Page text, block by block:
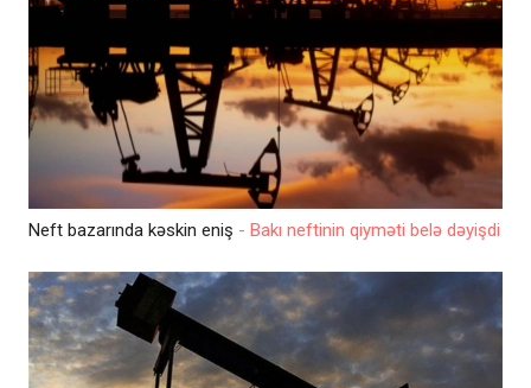
Neft bazarında kəskin eniş - Bakı neftinin qiyməti belə dəyişdi